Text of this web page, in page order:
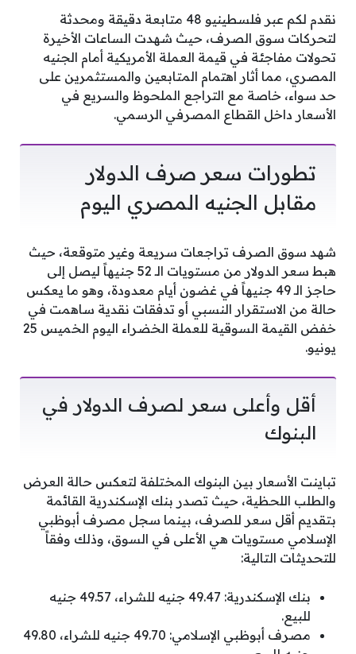
نقدم لكم عبر فلسطينيو 48 متابعة دقيقة ومحدثة
لتحركات سوق الصرف، حيث شهدت الساعات الأخيرة
تحولات مفاجئة في قيمة العملة الأمريكية أمام الجنيه
المصري، مما أثار اهتمام المتابعين والمستثمرين على
حد سواء، خاصة مع التراجع الملحوظ والسريع في
الأسعار داخل القطاع المصرفي الرسمي.
تطورات سعر صرف الدولار
مقابل الجنيه المصري اليوم
شهد سوق الصرف تراجعات سريعة وغير متوقعة، حيث
هبط سعر الدولار من مستويات الـ 52 جنيهاً ليصل إلى
حاجز الـ 49 جنيهاً في غضون أيام معدودة، وهو ما يعكس
حالة من الاستقرار النسبي أو تدفقات نقدية ساهمت في
خفض القيمة السوقية للعملة الخضراء اليوم الخميس 25
يونيو.
أقل وأعلى سعر لصرف الدولار في
البنوك
تباينت الأسعار بين البنوك المختلفة لتعكس حالة العرض
والطلب اللحظية، حيث تصدر بنك الإسكندرية القائمة
بتقديم أقل سعر للصرف، بينما سجل مصرف أبوظبي
الإسلامي مستويات هي الأعلى في السوق، وذلك وفقاً
للتحديثات التالية:
بنك الإسكندرية: 49.47 جنيه للشراء، 49.57 جنيه
للبيع.
مصرف أبوظبي الإسلامي: 49.70 جنيه للشراء، 49.80